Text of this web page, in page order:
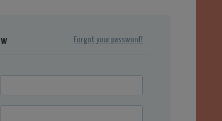
Forgot your password?